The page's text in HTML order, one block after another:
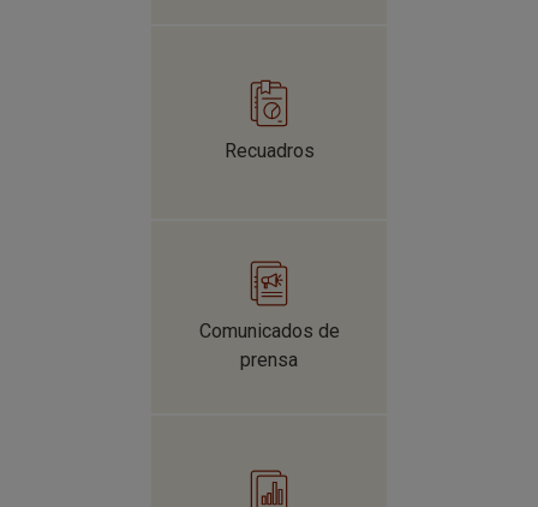
Un aumento de las tasas de interés en distintos plazos
reduciría los ingresos financieros de los
consumo a tasa fija y largo plazo, y se financian con
recursos de corto plazo, cuyos costos suben más
rápido cuando aumentan las tasas.
Recuadros
Comunicados de
prensa